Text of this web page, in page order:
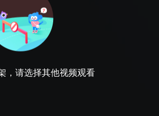
，请选择其他视频观看